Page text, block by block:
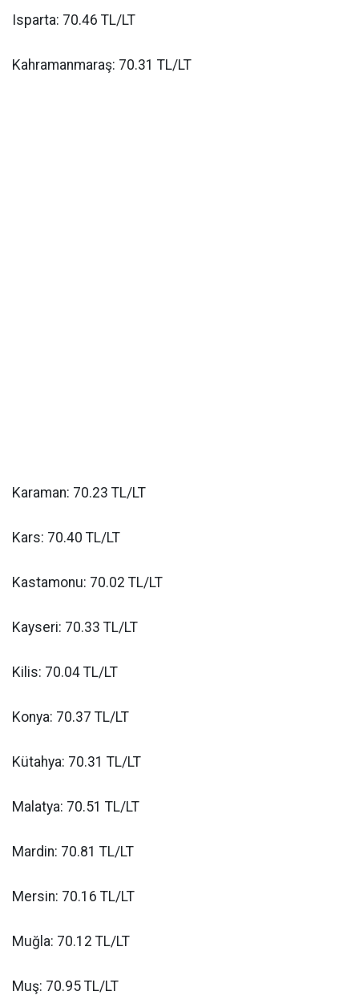
Isparta: 70.46 TL/LT
Kahramanmaraş: 70.31 TL/LT
Karaman: 70.23 TL/LT
Kars: 70.40 TL/LT
Kastamonu: 70.02 TL/LT
Kayseri: 70.33 TL/LT
Kilis: 70.04 TL/LT
Konya: 70.37 TL/LT
Kütahya: 70.31 TL/LT
Malatya: 70.51 TL/LT
Mardin: 70.81 TL/LT
Mersin: 70.16 TL/LT
Muğla: 70.12 TL/LT
Muş: 70.95 TL/LT